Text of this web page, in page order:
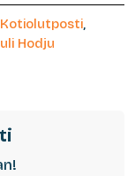
Kotiolutposti,
Hodju